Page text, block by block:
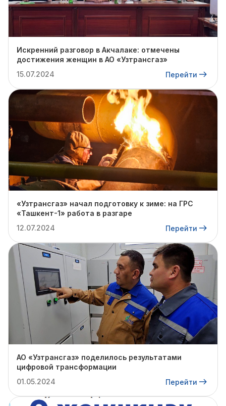
Искренний разговор в Акчалаке: отмечены
достижения женщин в АО «Узтрансгаз»
15.07.2024
Перейти
«Узтрансгаз» начал подготовку к зиме: на ГРС
«Ташкент-1» работа в разгаре
12.07.2024
Перейти
АО «Узтрансгаз» поделилось результатами
цифровой трансформации
01.05.2024
Перейти